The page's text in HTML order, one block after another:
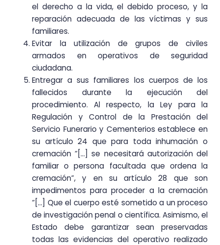
el derecho a la vida, el debido proceso, y la
reparación adecuada de las víctimas y sus
familiares.
Evitar la utilización de grupos de civiles
armados en operativos de seguridad
ciudadana.
Entregar a sus familiares los cuerpos de los
fallecidos durante la ejecución del
procedimiento. Al respecto, la Ley para la
Regulación y Control de la Prestación del
Servicio Funerario y Cementerios establece en
su artículo 24 que para toda inhumación o
cremación “[…] se necesitará autorización del
familiar o persona facultada que ordena la
cremación”, y en su artículo 28 que son
impedimentos para proceder a la cremación
“[…] Que el cuerpo esté sometido a un proceso
de investigación penal o científica. Asimismo, el
Estado debe garantizar sean preservadas
todas las evidencias del operativo realizado